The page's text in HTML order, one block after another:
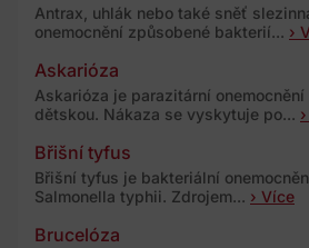
Antrax, uhlák nebo také sněť
onemocnění způsobené bakterií... ›
Askarióza
Askarióza je parazitární
dětskou. Nákaza se vyskytuje po...
Břišní tyfus
Břišní tyfus je bakteriální
Salmonella typhii. Zdrojem... › Více
Brucelóza